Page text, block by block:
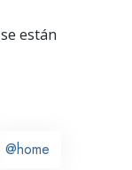
están
@home